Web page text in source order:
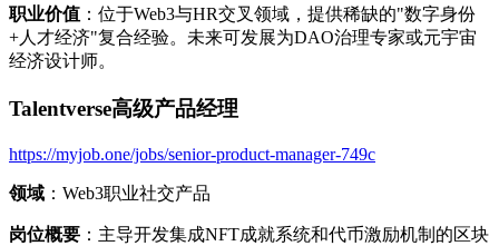
职业价值 ：位于Web3与HR交叉领域，提供稀缺的"数字身份
+人才经济"复合经验。未来可发展为DAO治理专家或元宇宙
经济设计师。
Talentverse高级产品经理
https://myjob.one/jobs/senior-product-manager-749c
领域 ：Web3职业社交产品
岗位概要 ：主导开发集成NFT成就系统和代币激励机制的区块